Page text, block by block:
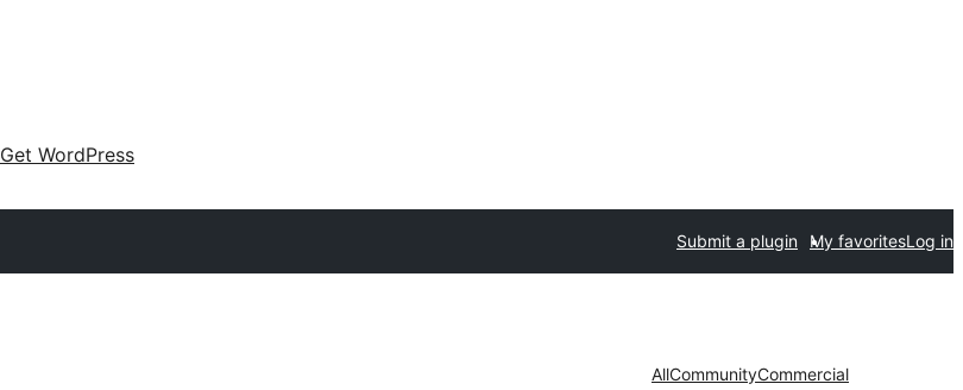
Get WordPress
Submit a plugin My favoritesLog in
AllCommunityCommercial